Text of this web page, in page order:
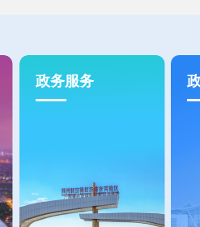
政务服务